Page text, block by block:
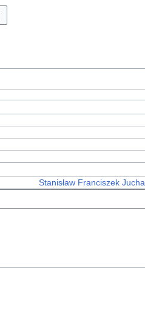
Stanisław Franciszek Jucha